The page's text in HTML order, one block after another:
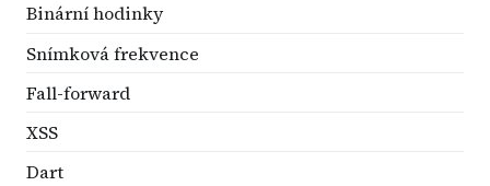
Binární hodinky
Snímková frekvence
Fall-forward
XSS
Dart